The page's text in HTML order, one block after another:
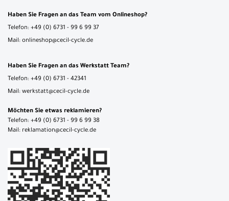
Haben Sie Fragen an das Team vom Onlineshop?
Telefon: +49 (0) 6731 - 99 6 99 37
Mail: onlineshop@cecil-cycle.de
Haben Sie Fragen an das Werkstatt Team?
Telefon: +49 (0) 6731 - 42341
Mail: werkstatt@cecil-cycle.de
Möchten Sie etwas reklamieren?
Telefon: +49 (0) 6731 - 99 6 99 38
Mail: reklamation@cecil-cycle.de